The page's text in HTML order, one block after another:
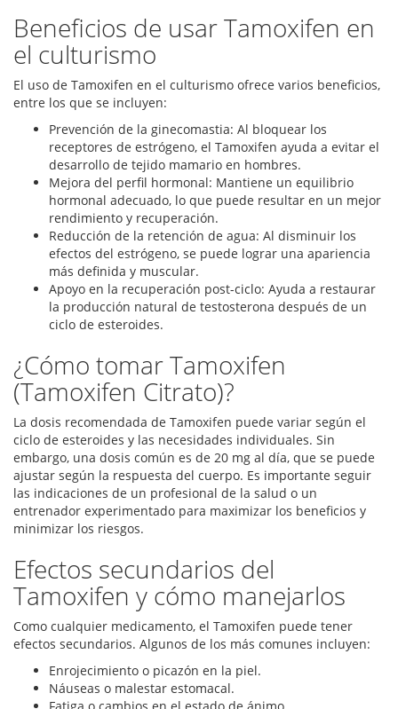
Beneficios de usar Tamoxifen en
el culturismo
El uso de Tamoxifen en el culturismo ofrece varios beneficios,
entre los que se incluyen:
Prevención de la ginecomastia: Al bloquear los
receptores de estrógeno, el Tamoxifen ayuda a evitar el
desarrollo de tejido mamario en hombres.
Mejora del perfil hormonal: Mantiene un equilibrio
hormonal adecuado, lo que puede resultar en un mejor
rendimiento y recuperación.
Reducción de la retención de agua: Al disminuir los
efectos del estrógeno, se puede lograr una apariencia
más definida y muscular.
Apoyo en la recuperación post-ciclo: Ayuda a restaurar
la producción natural de testosterona después de un
ciclo de esteroides.
¿Cómo tomar Tamoxifen
(Tamoxifen Citrato)?
La dosis recomendada de Tamoxifen puede variar según el
ciclo de esteroides y las necesidades individuales. Sin
embargo, una dosis común es de 20 mg al día, que se puede
ajustar según la respuesta del cuerpo. Es importante seguir
las indicaciones de un profesional de la salud o un
entrenador experimentado para maximizar los beneficios y
minimizar los riesgos.
Efectos secundarios del
Tamoxifen y cómo manejarlos
Como cualquier medicamento, el Tamoxifen puede tener
efectos secundarios. Algunos de los más comunes incluyen:
Enrojecimiento o picazón en la piel.
Náuseas o malestar estomacal.